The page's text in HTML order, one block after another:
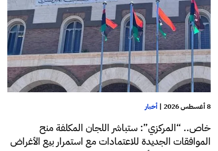
8 أغسطس 2026 | أخبار
خاص.. “المركزي”: ستباشر اللجان المكلفة منح
الموافقات الجديدة للاعتمادات مع استمرار بيع الأغراض